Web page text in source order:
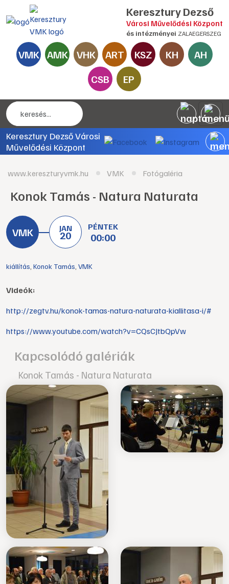
Keresztury Dezső
Városi Művelődési Központ
és intézményei ZALAEGERSZEG
VMK AMK VHK ART KSZ KH
AH
CSB
EP
Keresztury Dezső Városi
Művelődési Központ
www.kereszturyvmk.hu VMK Fotógaléria
Konok Tamás - Natura Naturata
JAN
20
PÉNTEK
00:00
kiállítás Konok Tamás VMK
Videók:
http://zegtv.hu/konok-tamas-natura-naturata-kiallitasa-i/#
https://www.youtube.com/watch?v=CQsCJtbQpVw
Kapcsolódó galériák
Konok Tamás - Natura Naturata